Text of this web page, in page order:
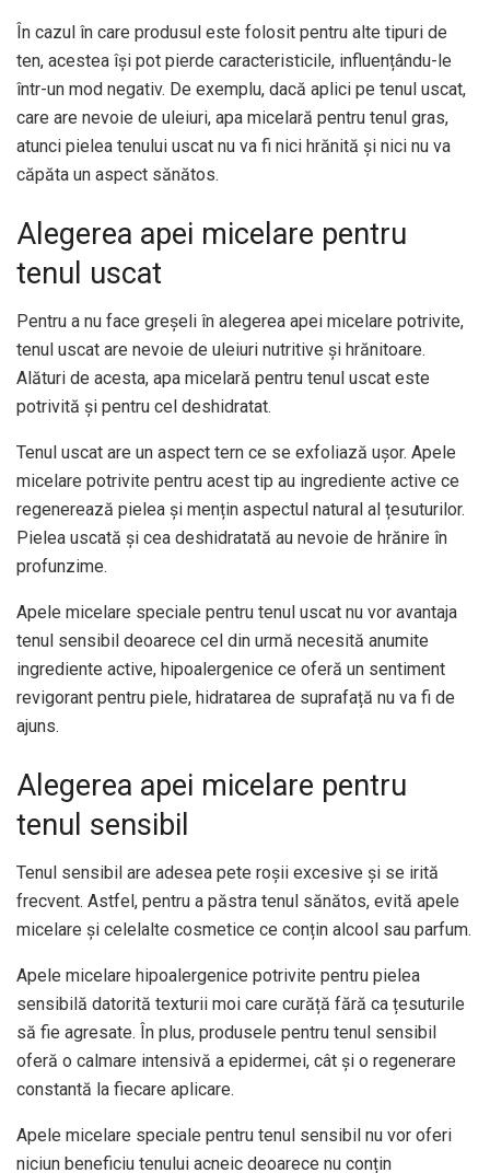
În cazul în care produsul este folosit pentru alte tipuri de
ten, acestea își pot pierde caracteristicile, influențându-le
într-un mod negativ. De exemplu, dacă aplici pe tenul uscat,
care are nevoie de uleiuri, apa micelară pentru tenul gras,
atunci pielea tenului uscat nu va fi nici hrănită și nici nu va
căpăta un aspect sănătos.
Alegerea apei micelare pentru
tenul uscat
Pentru a nu face greșeli în alegerea apei micelare potrivite,
tenul uscat are nevoie de uleiuri nutritive și hrănitoare.
Alături de acesta, apa micelară pentru tenul uscat este
potrivită și pentru cel deshidratat.
Tenul uscat are un aspect tern ce se exfoliază ușor. Apele
micelare potrivite pentru acest tip au ingrediente active ce
regenerează pielea și mențin aspectul natural al țesuturilor.
Pielea uscată și cea deshidratată au nevoie de hrănire în
profunzime.
Apele micelare speciale pentru tenul uscat nu vor avantaja
tenul sensibil deoarece cel din urmă necesită anumite
ingrediente active, hipoalergenice ce oferă un sentiment
revigorant pentru piele, hidratarea de suprafață nu va fi de
ajuns.
Alegerea apei micelare pentru
tenul sensibil
Tenul sensibil are adesea pete roșii excesive și se irită
frecvent. Astfel, pentru a păstra tenul sănătos, evită apele
micelare și celelalte cosmetice ce conțin alcool sau parfum.
Apele micelare hipoalergenice potrivite pentru pielea
sensibilă datorită texturii moi care curăță fără ca țesuturile
să fie agresate. În plus, produsele pentru tenul sensibil
oferă o calmare intensivă a epidermei, cât și o regenerare
constantă la fiecare aplicare.
Apele micelare speciale pentru tenul sensibil nu vor oferi
niciun beneficiu tenului acneic deoarece nu conțin